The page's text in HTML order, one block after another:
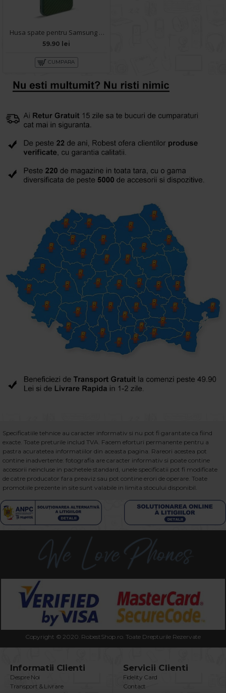
Husa spate pentru Samsung Galaxy A14 5G- Lys case Verde
59.90 lei
CUMPARA
Specificatiile tehnice au caracter informativ si nu pot fi garantate ca fiind
exacte. Toate preturile includ TVA. Facem eforturi permanente pentru a
pastra acuratetea informatiilor din aceasta pagina. Rareori acestea pot
contine inadvertente: fotografia are caracter informativ si poate contine
accesorii neincluse in pachetele standard, unele specificatii pot fi modificate
de catre producator fara preaviz sau pot contine erori de operare. Toate
promotiile prezente in site sunt valabile in limita stocului disponibil.
Copyright © 2020. RobestShop.ro. Toate Drepturile Rezervate
Informatii Clienti
Despre Noi
Transport & Livrare
Servicii Clienti
Fidelity Card
Contact